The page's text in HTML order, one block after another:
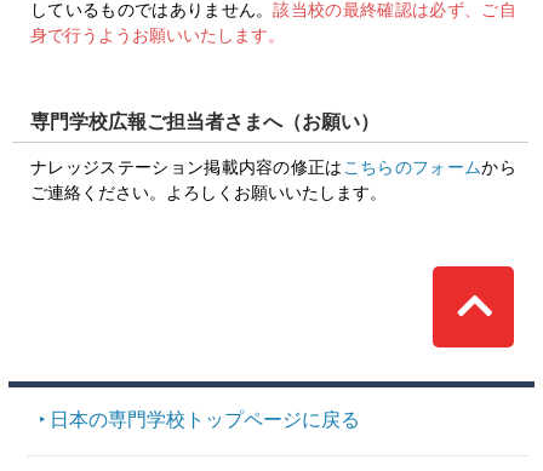
しているものではありません。該当校の最終確認は必ず、ご自
身で行うようお願いいたします。
専門学校広報ご担当者さまへ（お願い）
ナレッジステーション掲載内容の修正はこちらのフォームから
ご連絡ください。よろしくお願いいたします。
Top
日本の専門学校トップページに戻る